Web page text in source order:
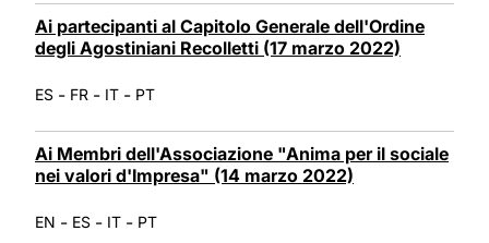
Ai partecipanti al Capitolo Generale dell'Ordine
degli Agostiniani Recolletti (17 marzo 2022)
ES - FR - IT - PT
Ai Membri dell'Associazione "Anima per il sociale
nei valori d'Impresa" (14 marzo 2022)
EN - ES - IT - PT